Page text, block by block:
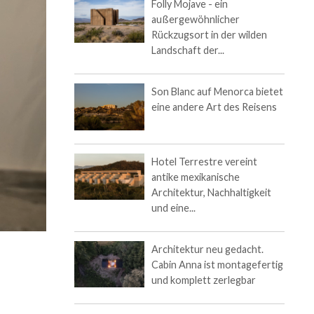
Folly Mojave - ein
außergewöhnlicher
Rückzugsort in der wilden
Landschaft der...
Son Blanc auf Menorca bietet
eine andere Art des Reisens
Hotel Terrestre vereint
antike mexikanische
Architektur, Nachhaltigkeit
und eine...
Architektur neu gedacht.
Cabin Anna ist montagefertig
und komplett zerlegbar